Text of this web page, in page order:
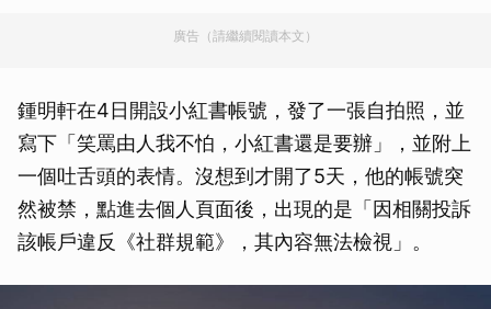
廣告（請繼續閱讀本文）
鍾明軒在4日開設小紅書帳號，發了一張自拍照，並
寫下「笑罵由人我不怕，小紅書還是要辦」，並附上
一個吐舌頭的表情。沒想到才開了5天，他的帳號突
然被禁，點進去個人頁面後，出現的是「因相關投訴
該帳戶違反《社群規範》，其內容無法檢視」。